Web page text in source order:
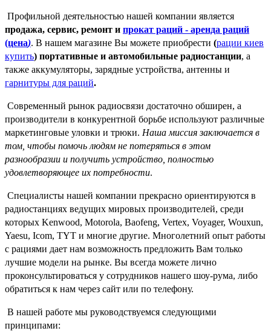
Профильной деятельностью нашей компании является
продажа, сервис, ремонт и прокат раций - аренда раций
(цена). В нашем магазине Вы можете приобрести (рации киев
купить) портативные и автомобильные радиостанции, а
также аккумуляторы, зарядные устройства, антенны и
гарнитуры для раций.
Современный рынок радиосвязи достаточно обширен, а
производители в конкурентной борьбе используют различные
маркетинговые уловки и трюки. Наша миссия заключается в
том, чтобы помочь людям не потеряться в этом
разнообразии и получить устройство, полностью
удовлетворяющее их потребности.
Специалисты нашей компании прекрасно ориентируются в
радиостанциях ведущих мировых производителей, среди
которых Kenwood, Motorola, Baofeng, Vertex, Voyager, Wouxun,
Yaesu, Icom, TYT и многие другие. Многолетний опыт работы
с рациями дает нам возможность предложить Вам только
лучшие модели на рынке. Вы всегда можете лично
проконсультироваться у сотрудников нашего шоу-рума, либо
обратиться к нам через сайт или по телефону.
В нашей работе мы руководствуемся следующими
принципами: